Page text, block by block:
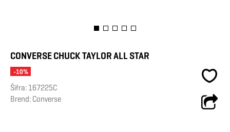
CONVERSE CHUCK TAYLOR ALL STAR
-10%
Šifra: 167225C
Brend: Converse